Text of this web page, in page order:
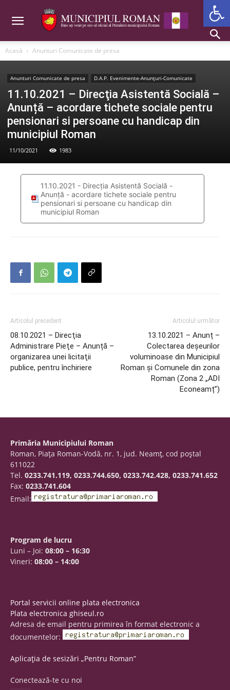
Acasă Anunturi Comunicate de presa
Anunturi Comunicate de presa D.A.P. Evenimente-Anunțuri-Comunicate
11.10.2021 – Direcţia Asistentă Socială –
Anunță – acordare tichete sociale pentru
pensionari si persoane cu handicap din
municipiul Roman
11/10/2021 1983
11.10.2021 - Direcţia Asistentă Socială -
Anunță - acordare tichete sociale pentru
pensionari si persoane cu handicap din
municipiul Roman
Articolul precedent
08.10.2021 – Direcţia
Administrare Pieţe – Anunță –
organizarea unei licitaţii
publice, pentru închiriere
Articolul următor
13.10.2021 – Anunț –
Colectarea deșeurilor
voluminoase din Municipiul
Roman și Comunele din zona
Roman (Zona 2 „ADI
Econeamț”)
Primăria Municipiului Roman
Roman, Piaţa Roman-Vodă, nr. 1, jud. Neamţ, cod poştal
611022
Tel. 0233.741.119, 0233.744.650, 0233.742.428, 0233.741.652
Fax: 0233.741.604
Email:
Program de lucru
Luni – Joi: 08:00 – 16:30
Vineri: 08:00 – 14:00
Portal servicii online plata electronica
Plata electronica ghiseul.ro
Adresa de email pentru primirea în format electronic a
documentelor:
Aplicația de sesizări „Pentru Roman”
Conectează-te cu noi